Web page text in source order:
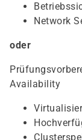
Network
oder
Availability